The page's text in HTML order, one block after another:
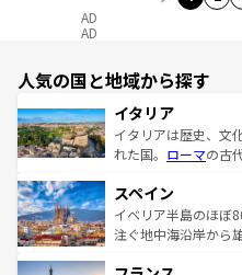
AD
AD
人気の国と地域から探す
イタリア
イタリアは歴史、文
れた国。 ローマの古
ろん、トスカーナの
景など、自然景観も
ピザやパスタなど、
スペイン
イベリア半島のほぼ
注ぐ地中海沿岸から